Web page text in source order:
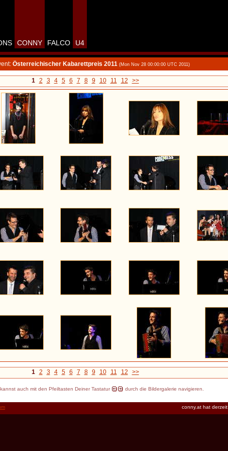
CONNY FALCO U4
Österreichischer Kabarettpreis 2011 (Mon Nov 28 00:00:00 UTC 2011)
1 2 3 4 5 6 7 8 9 10 11 12 >>
1 2 3 4 5 6 7 8 9 10 11 12 >>
auch mit den Pfeiltasten Deiner Tastatur durch die Bildergalerie navigieren.
conny.at hat derzeit